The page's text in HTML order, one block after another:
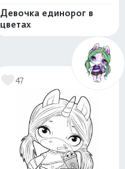
Девочка единорог в
цветах
47